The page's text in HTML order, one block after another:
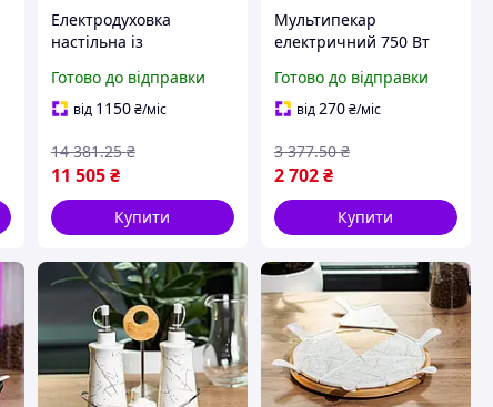
Електродуховка
настільна із
електропіч на 50 літрів
духовка для дому 1700
Готово до відправки
від 1150 ₴/міс
11 505 ₴
14 381.25 ₴
Купити
Мультипекар
електричний 750 Вт
покриття 6 пластин для
вафель горішків
гриль мадленів Чорний
Готово до відправки
від270₴/міс
2 702₴
3 377.50 ₴
Купити